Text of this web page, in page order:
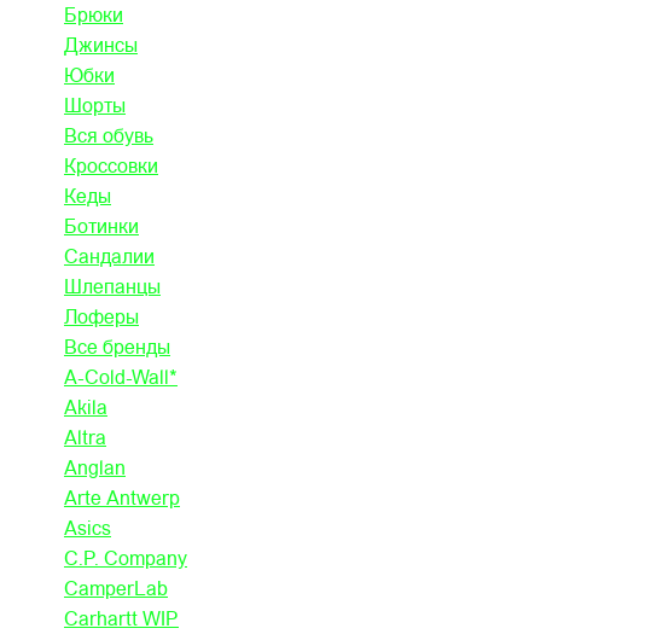
Брюки
Джинсы
Юбки
Шорты
Вся обувь
Кроссовки
Кеды
Ботинки
Сандалии
Шлепанцы
Лоферы
Все бренды
A-Cold-Wall*
Akila
Altra
Anglan
Arte Antwerp
Asics
C.P. Company
CamperLab
Carhartt WIP